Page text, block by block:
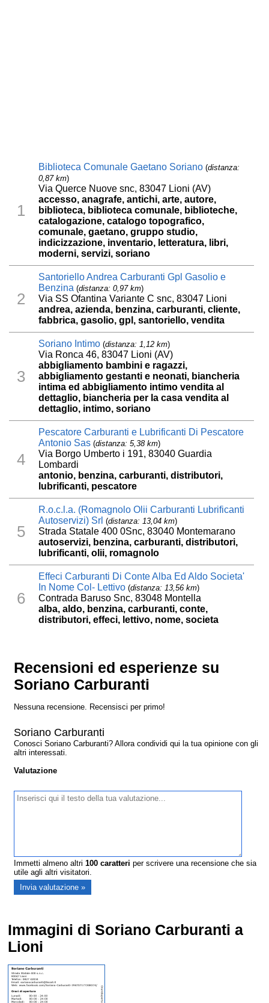
1
Biblioteca Comunale Gaetano Soriano (distanza:
0,87 km)
Via Querce Nuove snc, 83047 Lioni (AV)
accesso, anagrafe, antichi, arte, autore,
biblioteca, biblioteca comunale, biblioteche,
catalogazione, catalogo topografico,
comunale, gaetano, gruppo studio,
indicizzazione, inventario, letteratura, libri,
moderni, servizi, soriano
2
Santoriello Andrea Carburanti Gpl Gasolio e
Benzina (distanza: 0,97 km)
Via SS Ofantina Variante C snc, 83047 Lioni
andrea, azienda, benzina, carburanti, cliente,
fabbrica, gasolio, gpl, santoriello, vendita
3
Soriano Intimo (distanza: 1,12 km)
Via Ronca 46, 83047 Lioni (AV)
abbigliamento bambini e ragazzi,
abbigliamento gestanti e neonati, biancheria
intima ed abbigliamento intimo vendita al
dettaglio, biancheria per la casa vendita al
dettaglio, intimo, soriano
4
Pescatore Carburanti e Lubrificanti Di Pescatore
Antonio Sas (distanza: 5,38 km)
Via Borgo Umberto i 191, 83040 Guardia
Lombardi
antonio, benzina, carburanti, distributori,
lubrificanti, pescatore
5
R.o.c.l.a. (Romagnolo Olii Carburanti Lubrificanti
Autoservizi) Srl (distanza: 13,04 km)
Strada Statale 400 0Snc, 83040 Montemarano
autoservizi, benzina, carburanti, distributori,
lubrificanti, olii, romagnolo
6
Effeci Carburanti Di Conte Alba Ed Aldo Societa'
In Nome Col- Lettivo (distanza: 13,56 km)
Contrada Baruso Snc, 83048 Montella
alba, aldo, benzina, carburanti, conte,
distributori, effeci, lettivo, nome, societa
Recensioni ed esperienze su
Soriano Carburanti
Nessuna recensione. Recensisci per primo!
Soriano Carburanti
Conosci Soriano Carburanti? Allora condividi qui la tua opinione con gli
altri interessati.
Valutazione
Immetti almeno altri100 caratteri per scrivere una recensione che sia
utile agli altri visitatori.
Immagini di Soriano Carburanti a
Lioni